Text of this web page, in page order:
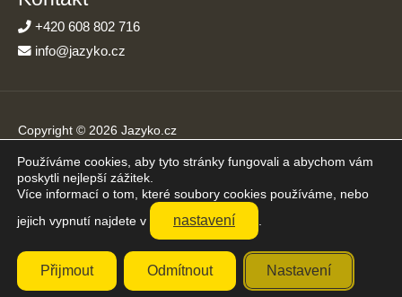
+420 608 802 716
info@jazyko.cz
Copyright © 2026 Jazyko.cz
Online kurzy angličtiny s podporou živého lektora. Učíte se jen
20 minut denně.
Přijímáme platby online
Používáme cookies, aby tyto stránky fungovali a abychom vám
poskytli nejlepší zážitek.
Více informací o tom, které soubory cookies používáme, nebo
jejich vypnutí najdete v
nastavení
Přijmout Odmítnout Nastavení